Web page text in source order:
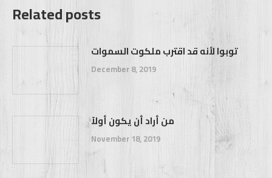
Related posts
توبوا لأنه قد اقترب ملكوت السموات
December 8, 2019
من أراد أن يكون أولاً
November 18, 2019